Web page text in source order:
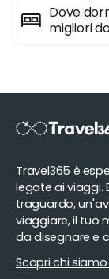
Dove
migliori
Travel365 è
legate ai viaggi.
traguardo,
viaggiare, il tuo
da disegnare e
Scopri chi